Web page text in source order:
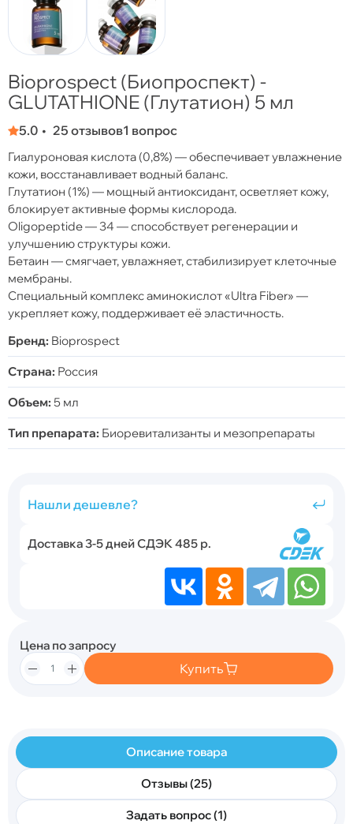
Bioprospect (Биопроспект) -
GLUTATHIONE (Глутатион) 5 мл
5.0 25 отзывов1 вопрос
Гиалуроновая кислота (0,8%) — обеспечивает увлажнение
кожи, восстанавливает водный баланс.
Глутатион (1%) — мощный антиоксидант, осветляет кожу,
блокирует активные формы кислорода.
Oligopeptide — 34 — способствует регенерации и
улучшению структуры кожи.
Бетаин — смягчает, увлажняет, стабилизирует клеточные
мембраны.
Специальный комплекс аминокислот «Ultra Fiber» —
укрепляет кожу, поддерживает её эластичность.
Бренд: Bioprospect
Страна: Россия
Объем: 5 мл
Тип препарата: Биоревитализанты и мезопрепараты
Нашли дешевле?
Доставка 3-5 дней СДЭК 485 р.
Цена по запросу
Купить
Описание товара
Отзывы (25)
Задать вопрос (1)